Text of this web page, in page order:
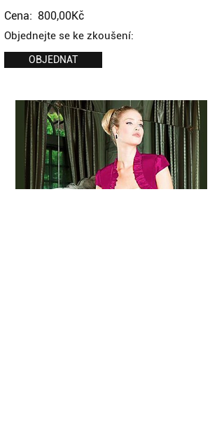
Cena: 800,00Kč
Objednejte se ke zkoušení:
OBJEDNAT